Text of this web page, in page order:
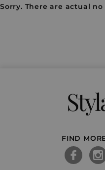
Sorry. There are actual
FIND